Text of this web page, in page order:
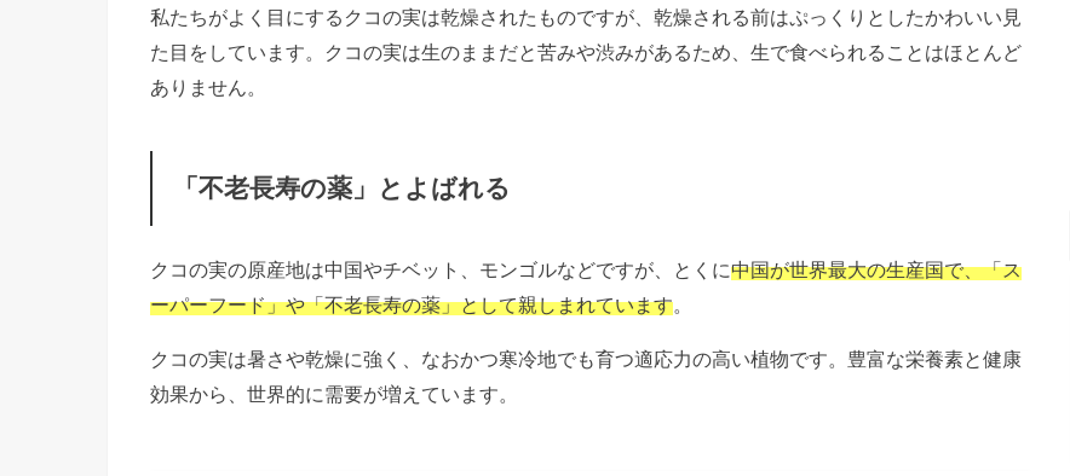
私たちがよく目にするクコの実は乾燥されたものですが、乾燥される前はぷっくりとしたかわいい見
た目をしています。クコの実は生のままだと苦みや渋みがあるため、生で食べられることはほとんど
ありません。
「不老長寿の薬」とよばれる
クコの実の原産地は中国やチベット、モンゴルなどですが、とくに中国が世界最大の生産国で、「ス
ーパーフード」や「不老長寿の薬」として親しまれています。
クコの実は暑さや乾燥に強く、なおかつ寒冷地でも育つ適応力の高い植物です。豊富な栄養素と健康
効果から、世界的に需要が増えています。